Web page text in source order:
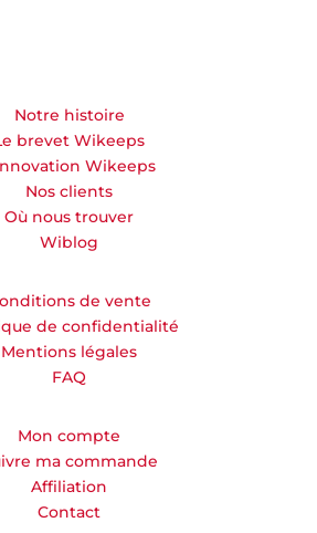
Notre histoire
brevet Wikeeps
Wikeeps
Nos clients
Où nous trouver
Wiblog
de vente
de confidentialité
Mentions légales
FAQ
Mon compte
ma commande
Affiliation
Contact